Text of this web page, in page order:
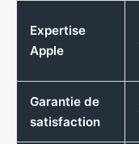
Expertise
Apple
Garantie de
satisfaction